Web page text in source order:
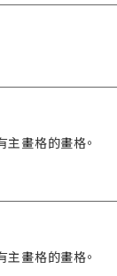
畫格的畫格。
畫格的畫格。